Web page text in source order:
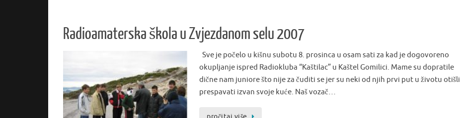
Radioamaterska škola u Zvjezdanom selu 2007
Sve je počelo u kišnu subotu 8. prosinca u osam sati za kad je dogovoreno
okupljanje ispred Radiokluba “Kaštilac” u Kaštel Gomilici. Mame su dopratile
dične nam juniore što nije za čuditi se jer su neki od njih prvi put u životu otišli
prespavati izvan svoje kuće. Naš vozač…